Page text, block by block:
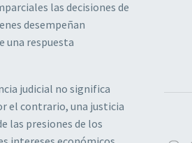
las decisiones de
desempeñan
una respuesta
judicial no significa
el contrario, una justicia
las presiones de los